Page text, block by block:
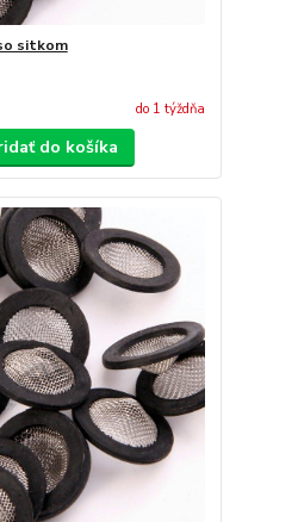
sitkom
do 1 týždňa
do košíka